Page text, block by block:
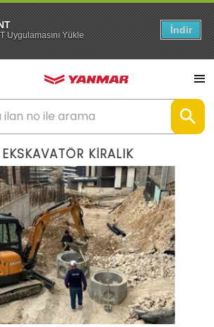
Uygulamasını Yükle İndir
KİRALIK